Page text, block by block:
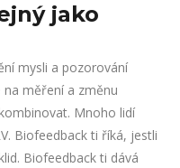
jako
mysli a pozorování
měření a změnu
Mnoho lidí
Biofeedback ti říká, jestli
Biofeedback ti dává